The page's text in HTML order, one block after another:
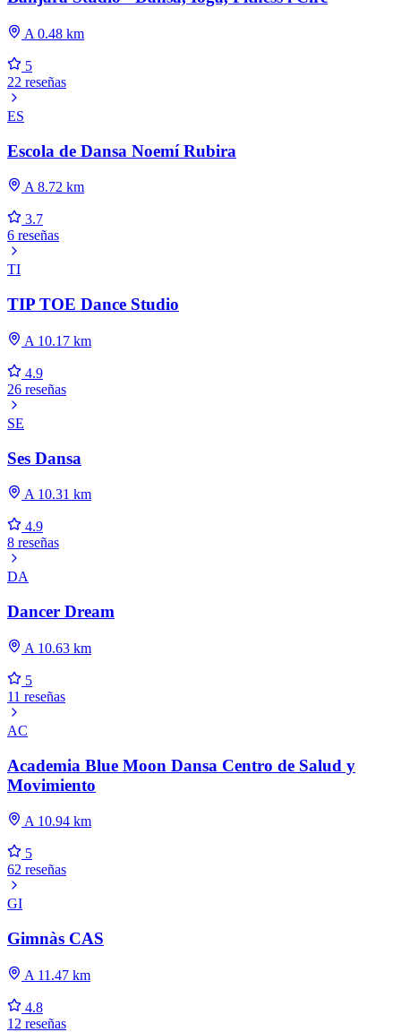
A 0.48 km
5
22 reseñas
ES
Escola de Dansa Noemí Rubira
A 8.72 km
3.7
6 reseñas
TI
TIP TOE Dance Studio
A 10.17 km
4.9
26 reseñas
SE
Ses Dansa
A 10.31 km
4.9
8 reseñas
DA
Dancer Dream
A 10.63 km
5
11 reseñas
AC
Academia Blue Moon Dansa Centro de Salud y
Movimiento
A 10.94 km
5
62 reseñas
GI
Gimnàs CAS
A 11.47 km
4.8
12 reseñas